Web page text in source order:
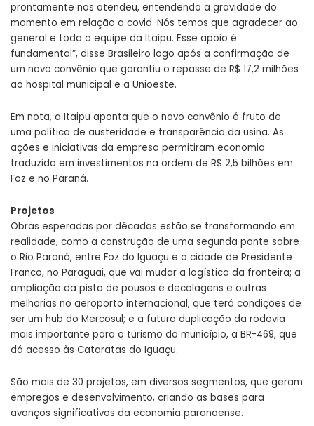
prontamente nos atendeu, entendendo a gravidade do
momento em relação a covid. Nós temos que agradecer ao
general e toda a equipe da Itaipu. Esse apoio é
fundamental”, disse Brasileiro logo após a confirmação de
um novo convênio que garantiu o repasse de R$ 17,2 milhões
ao hospital municipal e a Unioeste.
Em nota, a Itaipu aponta que o novo convênio é fruto de
uma política de austeridade e transparência da usina. As
ações e iniciativas da empresa permitiram economia
traduzida em investimentos na ordem de R$ 2,5 bilhões em
Foz e no Paraná.
Projetos
Obras esperadas por décadas estão se transformando em
realidade, como a construção de uma segunda ponte sobre
o Rio Paraná, entre Foz do Iguaçu e a cidade de Presidente
Franco, no Paraguai, que vai mudar a logística da fronteira; a
ampliação da pista de pousos e decolagens e outras
melhorias no aeroporto internacional, que terá condições de
ser um hub do Mercosul; e a futura duplicação da rodovia
mais importante para o turismo do município, a BR-469, que
dá acesso às Cataratas do Iguaçu.
São mais de 30 projetos, em diversos segmentos, que geram
empregos e desenvolvimento, criando as bases para
avanços significativos da economia paranaense.